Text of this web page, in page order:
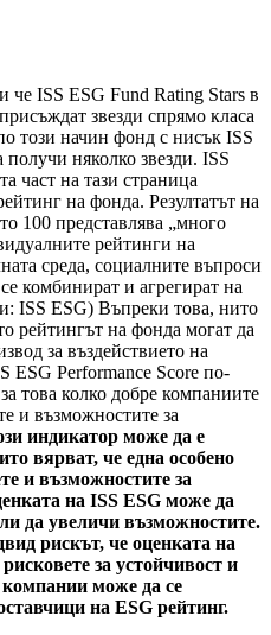
че ISS ESG Fund Rating Stars в
звезди спрямо класа
този начин фонд с нисък ISS
няколко звезди. ISS
част на тази страница
на фонда. Резултатът на
100 представлява „много
рейтинги на
среда, социалните въпроси
комбинират и агрегират на
ISS ESG) Въпреки това, нито
рейтингът на фонда могат да
за въздействието на
ESG Performance Score по-
това колко добре компаниите
и възможностите за
индикатор може да е
вярват, че една особено
и възможностите за
на ISS ESG може да
да увеличи възможностите.
рискът, че оценката на
за устойчивост и
може да се
на ESG рейтинг.